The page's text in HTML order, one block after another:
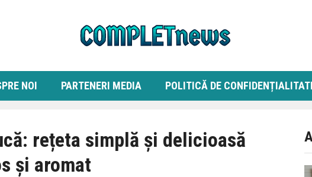
NOI PARTENERI MEDIA POLITICĂ DE
rețeta simplă și delicioasă
și aromat